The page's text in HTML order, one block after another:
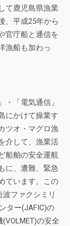
て鹿児島県漁業
、平成25年から
官庁船と通信を
漁船も加わっ
「電気通信」
にかけて操業す
ツオ・マグロ漁
介して、漁業活
船舶の安全運航
に、遭難、緊急
ています。この
ファクシミリ
ター(JAFIC)の
の安全